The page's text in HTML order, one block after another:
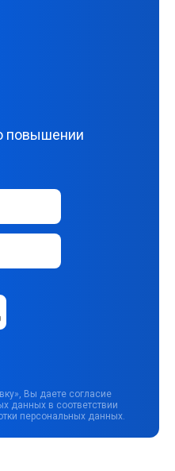
повышении
Вы даете согласие
данных в соответствии
персональных данных.